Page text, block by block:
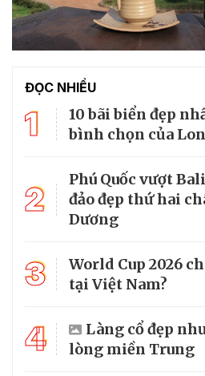
ĐỌC NHIỀU
1
10 bãi biển đẹp
bình chọn của
2
Phú Quốc vượt
đảo đẹp thứ hai
Dương
3
World Cup 2026
tại Việt Nam?
4
Làng cổ đẹp
lòng miền Trung